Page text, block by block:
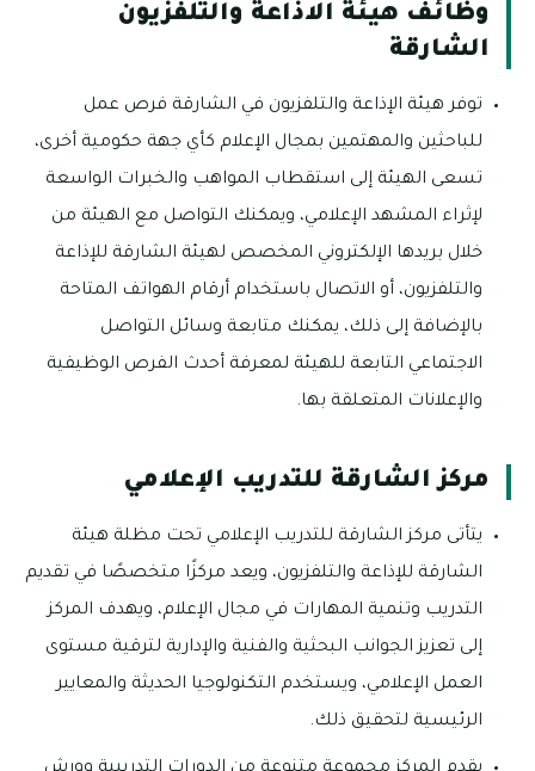
وظائف هيئة الاذاعة والتلفزيون
الشارقة
توفر هيئة الإذاعة والتلفزيون في الشارقة فرص عمل
للباحثين والمهتمين بمجال الإعلام كأي جهة حكومية أخرى،
تسعى الهيئة إلى استقطاب المواهب والخبرات الواسعة
لإثراء المشهد الإعلامي، ويمكنك التواصل مع الهيئة من
خلال بريدها الإلكتروني المخصص لهيئة الشارقة للإذاعة
والتلفزيون، أو الاتصال باستخدام أرقام الهواتف المتاحة
بالإضافة إلى ذلك، يمكنك متابعة وسائل التواصل
الاجتماعي التابعة للهيئة لمعرفة أحدث الفرص الوظيفية
والإعلانات المتعلقة بها.
مركز الشارقة للتدريب الإعلامي
يتأتى مركز الشارقة للتدريب الإعلامي تحت مظلة هيئة
الشارقة للإذاعة والتلفزيون، ويعد مركزًا متخصصًا في تقديم
التدريب وتنمية المهارات في مجال الإعلام، ويهدف المركز
إلى تعزيز الجوانب البحثية والفنية والإدارية لترقية مستوى
العمل الإعلامي، ويستخدم التكنولوجيا الحديثة والمعايير
الرئيسية لتحقيق ذلك.